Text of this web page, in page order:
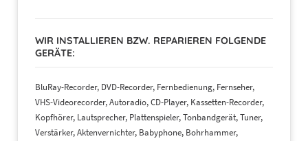
WIR INSTALLIEREN BZW. REPARIEREN FOLGENDE
GERÄTE:
BluRay-Recorder, DVD-Recorder, Fernbedienung, Fernseher,
VHS-Videorecorder, Autoradio, CD-Player, Kassetten-Recorder,
Kopfhörer, Lautsprecher, Plattenspieler, Tonbandgerät, Tuner,
Verstärker, Aktenvernichter, Babyphone, Bohrhammer,